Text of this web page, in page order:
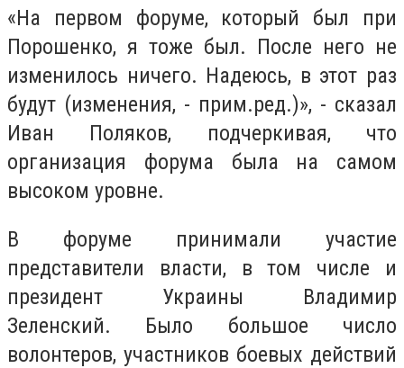
«На первом форуме, который был при
Порошенко, я тоже был. После него не
изменилось ничего. Надеюсь, в этот раз
будут (изменения, - прим.ред.)», - сказал
Иван Поляков, подчеркивая, что
организация форума была на самом
высоком уровне.
В форуме принимали участие
представители власти, в том числе и
президент Украины Владимир
Зеленский. Было большое число
волонтеров, участников боевых действий